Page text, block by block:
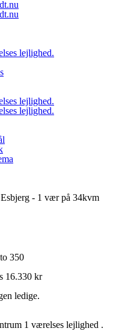
lejlighed.
lejlighed.
lejlighed.
- 1 vær på 34kvm
350
16.330 kr
ledige.
1 værelses lejlighed .